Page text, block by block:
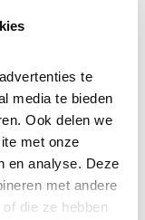
te
media te bieden
Ook delen we
met onze
en analyse. Deze
met andere
die ze hebben